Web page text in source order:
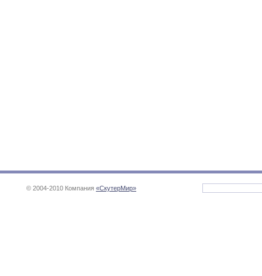
© 2004-2010 Компания «СкутерМир»